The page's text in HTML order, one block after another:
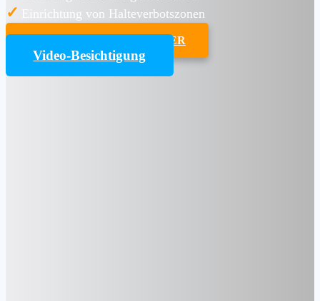
✓ Einrichtung von Halteverbotszonen
UMZUGSKOSTENRECHNER
Video-Besichtigung